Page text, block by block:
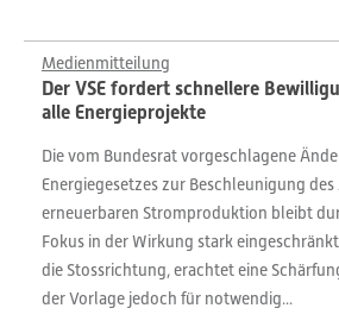
Medienmitteilung
Der VSE fordert schnellere
alle Energieprojekte
Die vom Bundesrat vorgeschlagene
Energiegesetzes zur Beschleunigung des
erneuerbaren Stromproduktion bleibt
Fokus in der Wirkung stark
die Stossrichtung, erachtet eine
der Vorlage jedoch für notwendig...